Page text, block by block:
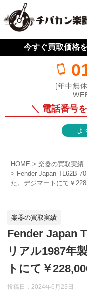
今すぐ買取価格
[年中無
＼ 電話番号
よ
HOME
楽器の買取実績
Fender Japan TL62B-
た。デジマートにて￥
楽器の買取実績
Fender Japan
リアル1987年
トにて￥
投稿日：2024年6月23日